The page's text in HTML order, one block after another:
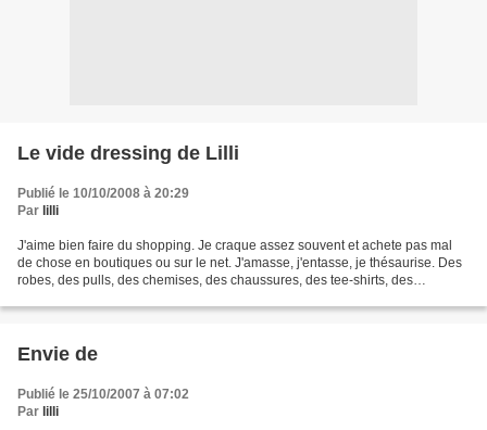
Le vide dressing de Lilli
Publié le 10/10/2008 à 20:29
Par lilli
J'aime bien faire du shopping. Je craque assez souvent et achete pas mal
de chose en boutiques ou sur le net. J'amasse, j'entasse, je thésaurise. Des
robes, des pulls, des chemises, des chaussures, des tee-shirts, des
Envie de
Publié le 25/10/2007 à 07:02
Par lilli